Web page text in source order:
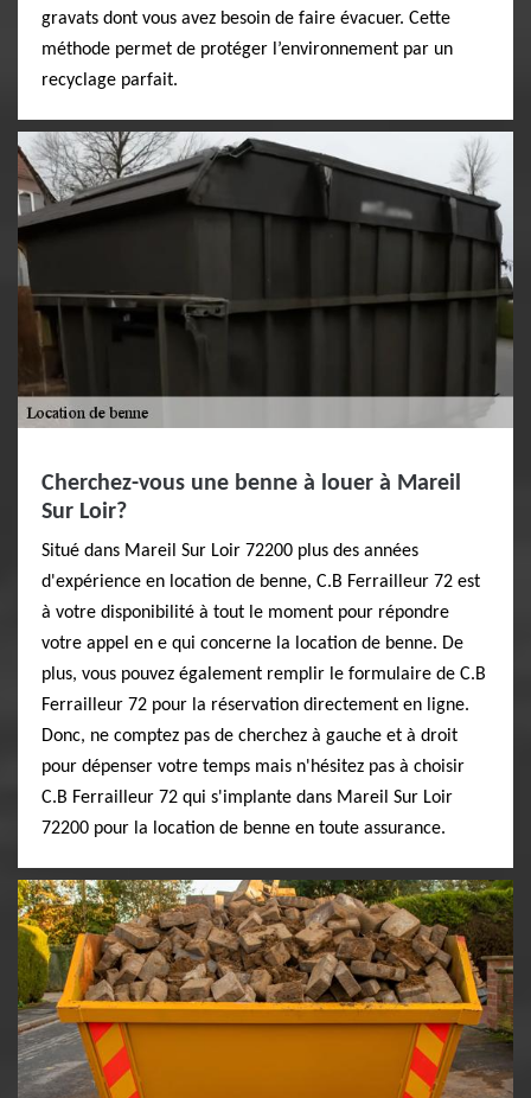
gravats dont vous avez besoin de faire évacuer. Cette
méthode permet de protéger l’environnement par un
recyclage parfait.
Cherchez-vous une benne à louer à Mareil
Sur Loir?
Situé dans Mareil Sur Loir 72200 plus des années
d'expérience en location de benne, C.B Ferrailleur 72 est
à votre disponibilité à tout le moment pour répondre
votre appel en e qui concerne la location de benne. De
plus, vous pouvez également remplir le formulaire de C.B
Ferrailleur 72 pour la réservation directement en ligne.
Donc, ne comptez pas de cherchez à gauche et à droit
pour dépenser votre temps mais n'hésitez pas à choisir
C.B Ferrailleur 72 qui s'implante dans Mareil Sur Loir
72200 pour la location de benne en toute assurance.